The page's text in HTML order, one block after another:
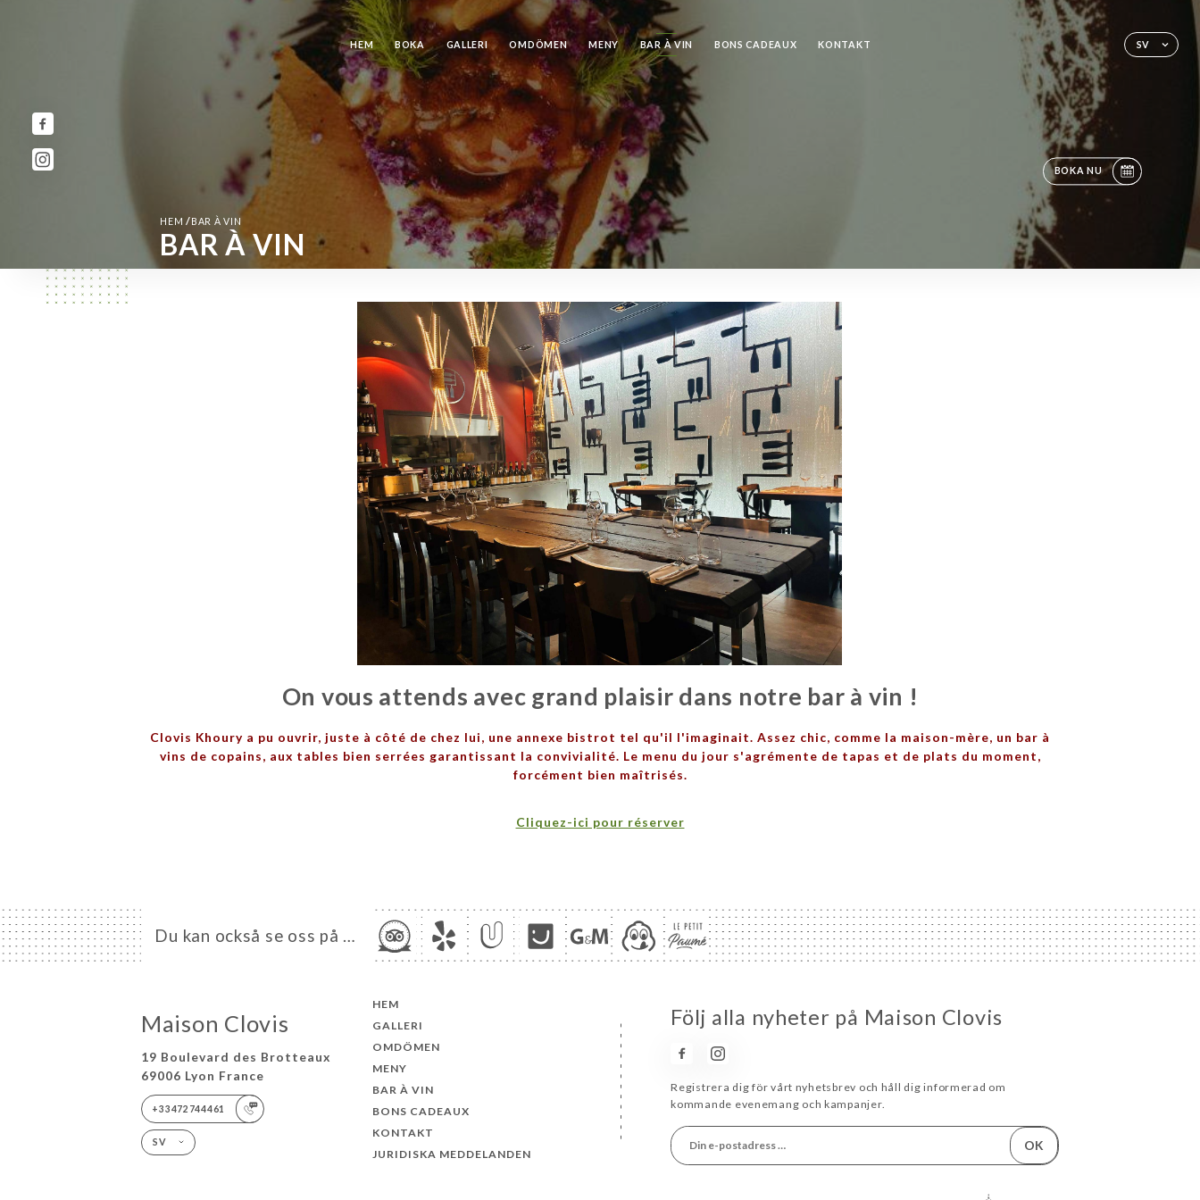
SV
HEM BOKA GALLERI OMDÖMEN MENY BAR À VIN BONS CADEAUX KONTAKT
BOKA NU
HEM/ BAR À VIN
BAR À VIN
On vous attends avec grand plaisir dans notre bar à vin !
Clovis Khoury a pu ouvrir, juste à côté de chez lui, une annexe bistrot tel qu'il l'imaginait. Assez chic, comme la maison-mère, un bar à
vins de copains, aux tables bien serrées garantissant la convivialité. Le menu du jour s'agrémente de tapas et de plats du moment,
forcément bien maîtrisés.
Cliquez-ici pour réserver
Du kan också se oss på …
Maison Clovis
19 Boulevard des Brotteaux
69006 Lyon France
+33472744461
SV
HEM
GALLERI
OMDÖMEN
MENY
BAR À VIN
BONS CADEAUX
KONTAKT
JURIDISKA MEDDELANDEN
Följ alla nyheter på Maison Clovis
Registrera dig för vårt nyhetsbrev och håll dig informerad om
kommande evenemang och kampanjer.
OK